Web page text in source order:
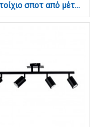
Επιτοίχιο σποτ από μέταλλο σε μαύρη απόχρωση 3XGU10 D:25cm (9077-3Φ-Μαύρο)